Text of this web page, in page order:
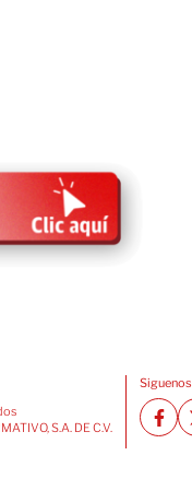
S.A. DE C.V.